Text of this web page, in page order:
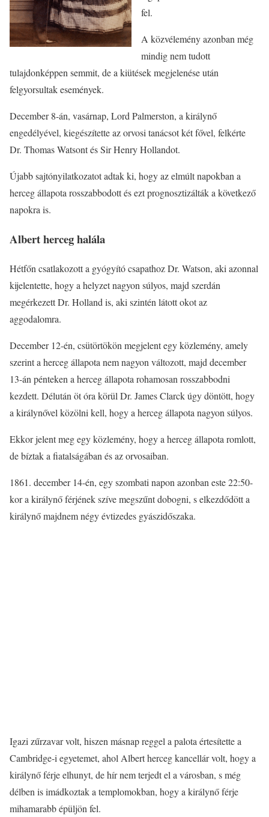
fel.
A közvélemény azonban még
mindig nem tudott
tulajdonképpen semmit, de a kiütések megjelenése után
felgyorsultak események.
December 8-án, vasárnap, Lord Palmerston, a királynő
engedélyével, kiegészítette az orvosi tanácsot két fővel, felkérte
Dr. Thomas Watsont és Sir Henry Hollandot.
Újabb sajtónyilatkozatot adtak ki, hogy az elmúlt napokban a
herceg állapota rosszabbodott és ezt prognosztizálták a következő
napokra is.
Albert herceg halála
Hétfőn csatlakozott a gyógyító csapathoz Dr. Watson, aki azonnal
kijelentette, hogy a helyzet nagyon súlyos, majd szerdán
megérkezett Dr. Holland is, aki szintén látott okot az
aggodalomra.
December 12-én, csütörtökön megjelent egy közlemény, amely
szerint a herceg állapota nem nagyon változott, majd december
13-án pénteken a herceg állapota rohamosan rosszabbodni
kezdett. Délután öt óra körül Dr. James Clarck úgy döntött, hogy
a királynővel közölni kell, hogy a herceg állapota nagyon súlyos.
Ekkor jelent meg egy közlemény, hogy a herceg állapota romlott,
de bíztak a fiatalságában és az orvosaiban.
1861. december 14-én, egy szombati napon azonban este 22:50-
kor a királynő férjének szíve megszűnt dobogni, s elkezdődött a
királynő majdnem négy évtizedes gyászidőszaka.
Igazi zűrzavar volt, hiszen másnap reggel a palota értesítette a
Cambridge-i egyetemet, ahol Albert herceg kancellár volt, hogy a
királynő férje elhunyt, de hír nem terjedt el a városban, s még
délben is imádkoztak a templomokban, hogy a királynő férje
mihamarabb épüljön fel.